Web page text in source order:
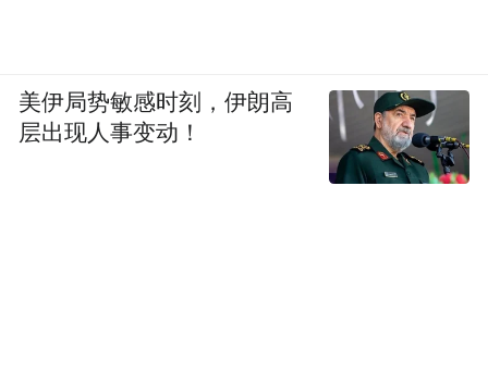
美伊局势敏感时刻，伊朗高
层出现人事变动！